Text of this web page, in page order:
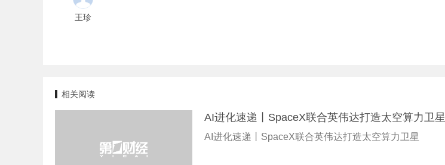
王珍
相关阅读
AI进化速递丨SpaceX联合英伟达打造太空算力卫星
AI进化速递丨SpaceX联合英伟达打造太空算力卫星